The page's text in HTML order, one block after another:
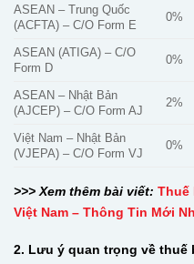
ASEAN – Trung Quốc
(ACFTA) – C/O Form E
0%
ASEAN (ATIGA) – C/O
Form D
0%
ASEAN – Nhật Bản
(AJCEP) – C/O Form AJ
2%
Việt Nam – Nhật Bản
(VJEPA) – C/O Form VJ
0%
>>> Xem thêm bài viết: Thuế
Việt Nam – Thông Tin Mới
2. Lưu ý quan trọng về thuế